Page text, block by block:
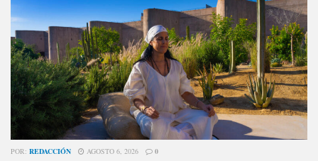
POR: REDACCIÓN AGOSTO 6, 2026 0